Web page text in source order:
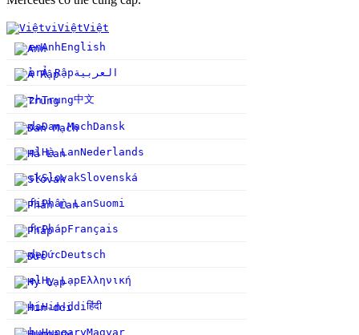
viViệtViệt
enAnhEnglish
arẢ Rậpالعربية
zhTrung中文
daĐan MạchDansk
nlHà LanNederlands
skSlovakSlovenská
fiPhần LanSuomi
frPhápFrançais
deĐứcDeutsch
elHy LạpΕλληνική
hiHin-ddiहिंदी
huHungaryMagyar